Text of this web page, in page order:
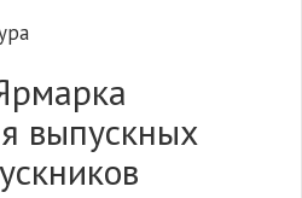
выпускных